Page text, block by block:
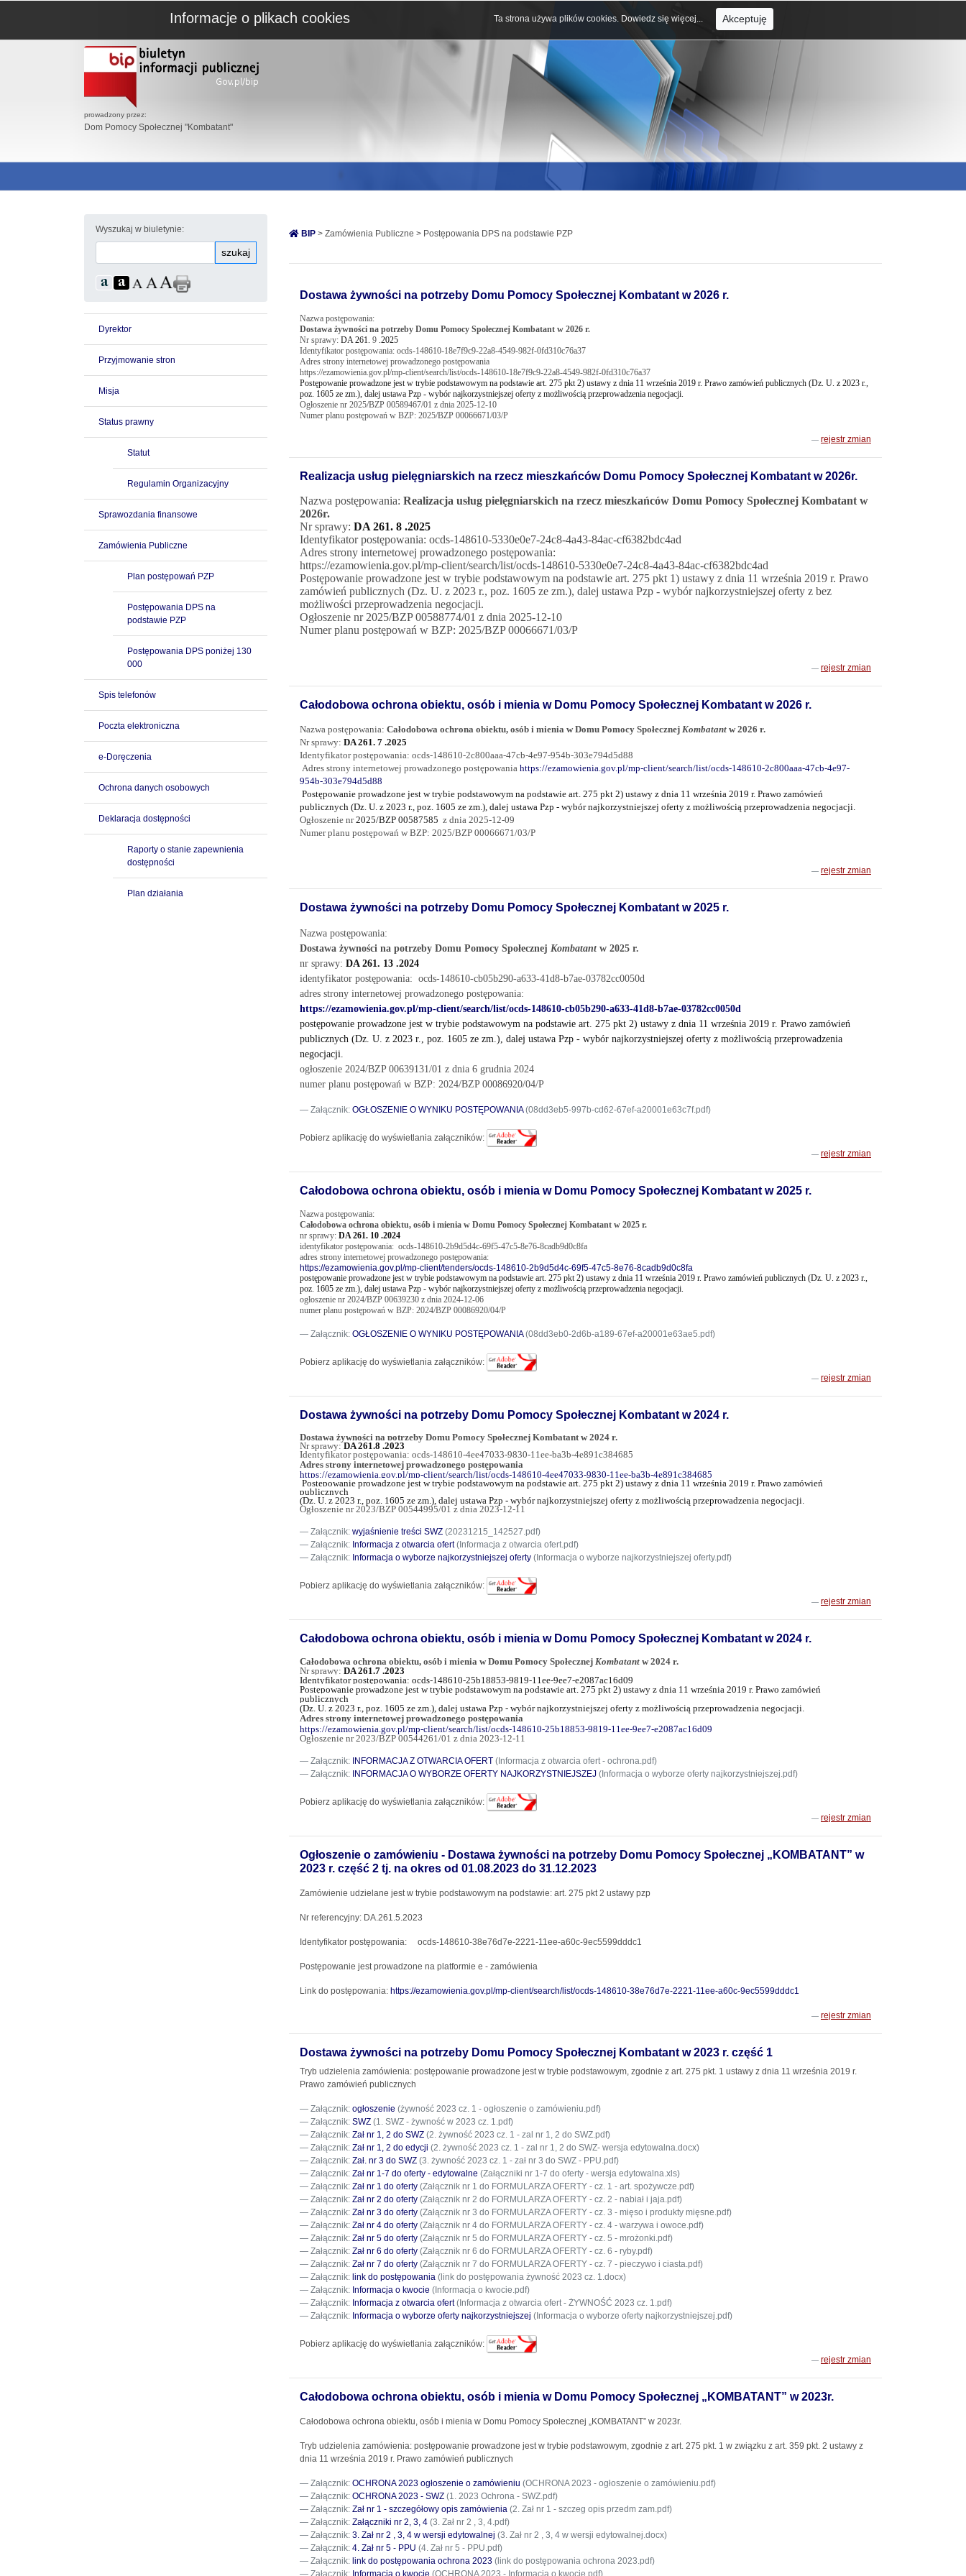
prowadzony przez:
Dom Pomocy Społecznej "Kombatant"
Wyszukaj w biuletynie:
szukaj
Dyrektor
Przyjmowanie stron
Misja
Status prawny
Statut
Regulamin Organizacyjny
Sprawozdania finansowe
Zamówienia Publiczne
Plan postępowań PZP
Postępowania DPS na
podstawie PZP
Postępowania DPS poniżej 130
000
Spis telefonów
Poczta elektroniczna
e-Doręczenia
Ochrona danych osobowych
Deklaracja dostępności
Raporty o stanie zapewnienia
dostępności
Plan działania
BIP > Zamówienia Publiczne > Postępowania DPS na podstawie PZP
Dostawa żywności na potrzeby Domu Pomocy Społecznej Kombatant w 2026 r.
Nazwa postępowania:
Dostawa żywności na potrzeby Domu Pomocy Społecznej Kombatant w 2026 r.
Nr sprawy: DA 261. 9 .2025
Identyfikator postępowania: ocds-148610-18e7f9c9-22a8-4549-982f-0fd310c76a37
Adres strony internetowej prowadzonego postępowania
https://ezamowienia.gov.pl/mp-client/search/list/ocds-148610-18e7f9c9-22a8-4549-982f-0fd310c76a37
Postępowanie prowadzone jest w trybie podstawowym na podstawie art. 275 pkt 2) ustawy z dnia 11 września 2019 r. Prawo zamówień publicznych (Dz. U. z 2023 r.,
poz. 1605 ze zm.), dalej ustawa Pzp - wybór najkorzystniejszej oferty z możliwością przeprowadzenia negocjacji.
Ogłoszenie nr 2025/BZP 00589467/01 z dnia 2025-12-10
Numer planu postępowań w BZP: 2025/BZP 00066671/03/P
rejestr zmian
Realizacja usług pielęgniarskich na rzecz mieszkańców Domu Pomocy Społecznej Kombatant w 2026r.
Nazwa postępowania: Realizacja usług pielęgniarskich na rzecz mieszkańców Domu Pomocy Społecznej Kombatant w
2026r.
Nr sprawy: DA 261. 8 .2025
Identyfikator postępowania: ocds-148610-5330e0e7-24c8-4a43-84ac-cf6382bdc4ad
Adres strony internetowej prowadzonego postępowania:
https://ezamowienia.gov.pl/mp-client/search/list/ocds-148610-5330e0e7-24c8-4a43-84ac-cf6382bdc4ad
Postępowanie prowadzone jest w trybie podstawowym na podstawie art. 275 pkt 1) ustawy z dnia 11 września 2019 r. Prawo
zamówień publicznych (Dz. U. z 2023 r., poz. 1605 ze zm.), dalej ustawa Pzp - wybór najkorzystniejszej oferty z bez
możliwości przeprowadzenia negocjacji.
Ogłoszenie nr 2025/BZP 00588774/01 z dnia 2025-12-10
Numer planu postępowań w BZP: 2025/BZP 00066671/03/P
rejestr zmian
Całodobowa ochrona obiektu, osób i mienia w Domu Pomocy Społecznej Kombatant w 2026 r.
Nazwa postępowania: Całodobowa ochrona obiektu, osób i mienia w Domu Pomocy Społecznej Kombatant w 2026 r.
Nr sprawy: DA 261. 7 .2025
Identyfikator postępowania: ocds-148610-2c800aaa-47cb-4e97-954b-303e794d5d88
Adres strony internetowej prowadzonego postępowania https://ezamowienia.gov.pl/mp-client/search/list/ocds-148610-2c800aaa-47cb-4e97-
954b-303e794d5d88
Postępowanie prowadzone jest w trybie podstawowym na podstawie art. 275 pkt 2) ustawy z dnia 11 września 2019 r. Prawo zamówień
publicznych (Dz. U. z 2023 r., poz. 1605 ze zm.), dalej ustawa Pzp - wybór najkorzystniejszej oferty z możliwością przeprowadzenia negocjacji.
Ogłoszenie nr2025/BZP 00587585 z dnia 2025-12-09
Numer planu postępowań w BZP: 2025/BZP 00066671/03/P
rejestr zmian
Dostawa żywności na potrzeby Domu Pomocy Społecznej Kombatant w 2025 r.
Nazwa postępowania:
Dostawa żywności na potrzeby Domu Pomocy Społecznej Kombatant w 2025 r.
nr sprawy: DA 261. 13 .2024
identyfikator postępowania: ocds-148610-cb05b290-a633-41d8-b7ae-03782cc0050d
adres strony internetowej prowadzonego postępowania:
https://ezamowienia.gov.pl/mp-client/search/list/ocds-148610-cb05b290-a633-41d8-b7ae-03782cc0050d
postępowanie prowadzone jest w trybie podstawowym na podstawie art. 275 pkt 2) ustawy z dnia 11 września 2019 r. Prawo zamówień
publicznych (Dz. U. z 2023 r., poz. 1605 ze zm.), dalej ustawa Pzp - wybór najkorzystniejszej oferty z możliwością przeprowadzenia
negocjacji.
ogłoszenie 2024/BZP 00639131/01 z dnia 6 grudnia 2024
numer planu postępowań w BZP: 2024/BZP 00086920/04/P
Załącznik: OGŁOSZENIE O WYNIKU POSTĘPOWANIA(08dd3eb5-997b-cd62-67ef-a20001e63c7f.pdf)
Pobierz aplikację do wyświetlania załączników:
rejestr zmian
Całodobowa ochrona obiektu, osób i mienia w Domu Pomocy Społecznej Kombatant w 2025 r.
Nazwa postępowania:
Całodobowa ochrona obiektu, osób i mienia w Domu Pomocy Społecznej Kombatant w 2025 r.
nr sprawy: DA 261. 10 .2024
identyfikator postępowania: ocds-148610-2b9d5d4c-69f5-47c5-8e76-8cadb9d0c8fa
adres strony internetowej prowadzonego postępowania:
https://ezamowienia.gov.pl/mp-client/tenders/ocds-148610-2b9d5d4c-69f5-47c5-8e76-8cadb9d0c8fa
postępowanie prowadzone jest w trybie podstawowym na podstawie art. 275 pkt 2) ustawy z dnia 11 września 2019 r. Prawo zamówień publicznych (Dz. U. z 2023 r.,
poz. 1605 ze zm.), dalej ustawa Pzp - wybór najkorzystniejszej oferty z możliwością przeprowadzenia negocjacji.
ogłoszenie nr 2024/BZP 00639230 z dnia 2024-12-06
numer planu postępowań w BZP: 2024/BZP 00086920/04/P
Załącznik: OGŁOSZENIE O WYNIKU POSTĘPOWANIA(08dd3eb0-2d6b-a189-67ef-a20001e63ae5.pdf)
Pobierz aplikację do wyświetlania załączników:
rejestr zmian
Dostawa żywności na potrzeby Domu Pomocy Społecznej Kombatant w 2024 r.
Dostawa żywności na potrzeby Domu Pomocy Społecznej Kombatant w 2024 r.
Nr sprawy:DA 261.8 .2023
Identyfikator postępowania: ocds-148610-4ee47033-9830-11ee-ba3b-4e891c384685
Adres strony internetowej prowadzonego postępowania
https://ezamowienia.gov.pl/mp-client/search/list/ocds-148610-4ee47033-9830-11ee-ba3b-4e891c384685
Postępowanie prowadzone jest w trybie podstawowym na podstawie art. 275 pkt 2) ustawy z dnia 11 września 2019 r. Prawo zamówień
publicznych
(Dz. U. z 2023 r., poz. 1605 ze zm.), dalej ustawa Pzp - wybór najkorzystniejszej oferty z możliwością przeprowadzenia negocjacji.
Ogłoszenie nr 2023/BZP 00544995/01 z dnia 2023-12-11
Załącznik: wyjaśnienie treści SWZ (20231215_142527.pdf)
Załącznik: Informacja z otwarcia ofert(Informacja z otwarcia ofert.pdf)
Załącznik: Informacja o wyborze najkorzystniejszej oferty (Informacja o wyborze najkorzystniejszej oferty.pdf)
Pobierz aplikację do wyświetlania załączników:
rejestr zmian
Całodobowa ochrona obiektu, osób i mienia w Domu Pomocy Społecznej Kombatant w 2024 r.
Całodobowa ochrona obiektu, osób i mienia w Domu Pomocy Społecznej Kombatant w 2024 r.
Nr sprawy: DA 261.7 .2023
Identyfikator postępowania: ocds-148610-25b18853-9819-11ee-9ee7-e2087ac16d09
Postępowanie prowadzone jest w trybie podstawowym na podstawie art. 275 pkt 2) ustawy z dnia 11 września 2019 r. Prawo zamówień
publicznych
(Dz. U. z 2023 r., poz. 1605 ze zm.), dalej ustawa Pzp - wybór najkorzystniejszej oferty z możliwością przeprowadzenia negocjacji.
Adres strony internetowej prowadzonego postępowania
https://ezamowienia.gov.pl/mp-client/search/list/ocds-148610-25b18853-9819-11ee-9ee7-e2087ac16d09
Ogłoszenie nr 2023/BZP 00544261/01 z dnia 2023-12-11
Załącznik: INFORMACJA Z OTWARCIA OFERT (Informacja z otwarcia ofert - ochrona.pdf)
Załącznik: INFORMACJA O WYBORZE OFERTY NAJKORZYSTNIEJSZEJ (Informacja o wyborze oferty najkorzystniejszej.pdf)
Pobierz aplikację do wyświetlania załączników:
rejestr zmian
Ogłoszenie o zamówieniu - Dostawa żywności na potrzeby Domu Pomocy Społecznej „KOMBATANT” w
2023 r. część 2 tj. na okres od 01.08.2023 do 31.12.2023
Zamówienie udzielane jest w trybie podstawowym na podstawie: art. 275 pkt 2 ustawy pzp
Nr referencyjny: DA.261.5.2023
Identyfikator postępowania: ocds-148610-38e76d7e-2221-11ee-a60c-9ec5599dddc1
Postępowanie jest prowadzone na platformie e - zamówienia
Link do postępowania: https://ezamowienia.gov.pl/mp-client/search/list/ocds-148610-38e76d7e-2221-11ee-a60c-9ec5599dddc1
rejestr zmian
Dostawa żywności na potrzeby Domu Pomocy Społecznej Kombatant w 2023 r. część 1
Tryb udzielenia zamówienia: postępowanie prowadzone jest w trybie podstawowym, zgodnie z art. 275 pkt. 1 ustawy z dnia 11 września 2019 r.
Prawo zamówień publicznych
Załącznik: ogłoszenie (żywność 2023 cz. 1 - ogłoszenie o zamówieniu.pdf)
Załącznik: SWZ (1. SWZ - żywność w 2023 cz. 1.pdf)
Załącznik: Zał nr 1, 2 do SWZ (2. żywność 2023 cz. 1 - zal nr 1, 2 do SWZ.pdf)
Załącznik: Zał nr 1, 2 do edycji (2. żywność 2023 cz. 1 - zal nr 1, 2 do SWZ- wersja edytowalna.docx)
Załącznik: Zał. nr 3 do SWZ (3. żywność 2023 cz. 1 - zał nr 3 do SWZ - PPU.pdf)
Załącznik: Zał nr 1-7 do oferty - edytowalne (Załączniki nr 1-7 do oferty - wersja edytowalna.xls)
Załącznik: Zał nr 1 do oferty (Załącznik nr 1 do FORMULARZA OFERTY - cz. 1 - art. spożywcze.pdf)
Załącznik: Zał nr 2 do oferty (Załącznik nr 2 do FORMULARZA OFERTY - cz. 2 - nabiał i jaja.pdf)
Załącznik: Zał nr 3 do oferty (Załącznik nr 3 do FORMULARZA OFERTY - cz. 3 - mięso i produkty mięsne.pdf)
Załącznik: Zał nr 4 do oferty (Załącznik nr 4 do FORMULARZA OFERTY - cz. 4 - warzywa i owoce.pdf)
Załącznik: Zał nr 5 do oferty (Załącznik nr 5 do FORMULARZA OFERTY - cz. 5 - mrożonki.pdf)
Załącznik: Zał nr 6 do oferty (Załącznik nr 6 do FORMULARZA OFERTY - cz. 6 - ryby.pdf)
Załącznik: Zał nr 7 do oferty (Załącznik nr 7 do FORMULARZA OFERTY - cz. 7 - pieczywo i ciasta.pdf)
Załącznik: link do postępowania (link do postępowania żywność 2023 cz. 1.docx)
Załącznik: Informacja o kwocie (Informacja o kwocie.pdf)
Załącznik: Informacja z otwarcia ofert(Informacja z otwarcia ofert - ŻYWNOŚĆ 2023 cz. 1.pdf)
Załącznik: Informacja o wyborze oferty najkorzystniejszej (Informacja o wyborze oferty najkorzystniejszej.pdf)
Pobierz aplikację do wyświetlania załączników:
rejestr zmian
Całodobowa ochrona obiektu, osób i mienia w Domu Pomocy Społecznej „KOMBATANT” w 2023r.
Całodobowa ochrona obiektu, osób i mienia w Domu Pomocy Społecznej „KOMBATANT” w 2023r.
Tryb udzielenia zamówienia: postępowanie prowadzone jest w trybie podstawowym, zgodnie z art. 275 pkt. 1 w związku z art. 359 pkt. 2 ustawy z
dnia 11 września 2019 r. Prawo zamówień publicznych
Załącznik: OCHRONA 2023 ogłoszenie o zamówieniu (OCHRONA 2023 - ogłoszenie o zamówieniu.pdf)
Załącznik: OCHRONA 2023 - SWZ (1. 2023 Ochrona - SWZ.pdf)
Załącznik: Zał nr 1 - szczegółowy opis zamówienia (2. Zał nr 1 - szczeg opis przedm zam.pdf)
Załącznik: Załączniki nr 2, 3, 4 (3. Zał nr 2 , 3, 4.pdf)
Załącznik: 3. Zał nr 2 , 3, 4 w wersji edytowalnej (3. Zał nr 2 , 3, 4 w wersji edytowalnej.docx)
Załącznik: 4. Zał nr 5 - PPU (4. Zał nr 5 - PPU.pdf)
Załącznik: link do postępowania ochrona 2023 (link do postępowania ochrona 2023.pdf)
Załącznik: Informacja o kwocie (OCHRONA 2023 - Informacja o kwocie.pdf)
Informacje o plikach cookies Ta strona używa plików cookies. Dowiedz się więcej... Akceptuję